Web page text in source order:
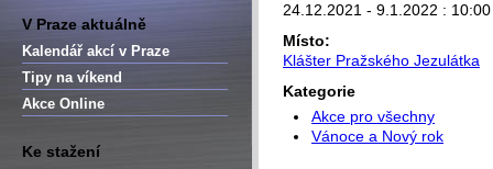
V Praze aktuálně
Kalendář akcí v Praze
Tipy na víkend
Akce Online
Ke stažení
24.12.2021 - 9.1.2022 :
Místo:
Klášter Pražského Jezulátka
Kategorie
Akce pro všechny
Vánoce a Nový rok